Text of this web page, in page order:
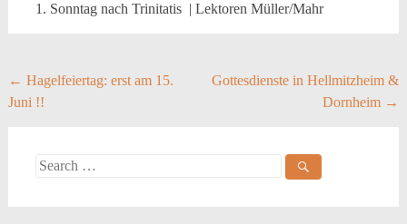
1. Sonntag nach Trinitatis | Lektoren Müller/Mahr
Post
navigation
← Hagelfeiertag: erst am 15.
Juni !!
Gottesdienste in Hellmitzheim &
Dornheim →
Search